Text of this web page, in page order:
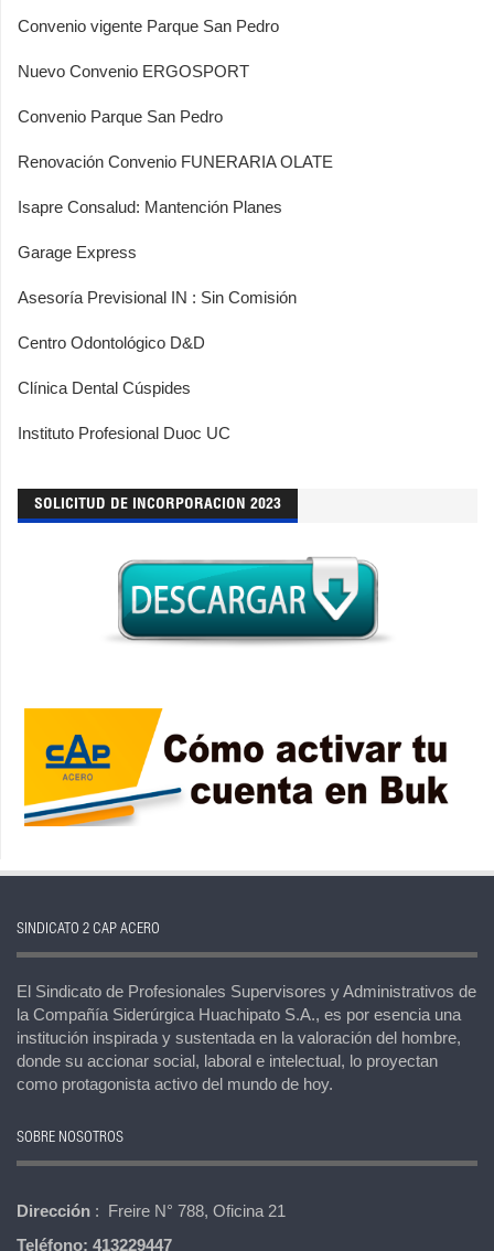
Convenio vigente Parque San Pedro
Nuevo Convenio ERGOSPORT
Convenio Parque San Pedro
Renovación Convenio FUNERARIA OLATE
Isapre Consalud: Mantención Planes
Garage Express
Asesoría Previsional IN : Sin Comisión
Centro Odontológico D&D
Clínica Dental Cúspides
Instituto Profesional Duoc UC
SOLICITUD DE INCORPORACION 2023
SINDICATO 2 CAP ACERO
El Sindicato de Profesionales Supervisores y Administrativos de
la Compañía Siderúrgica Huachipato S.A., es por esencia una
institución inspirada y sustentada en la valoración del hombre,
donde su accionar social, laboral e intelectual, lo proyectan
como protagonista activo del mundo de hoy.
SOBRE NOSOTROS
Dirección : Freire N° 788, Oficina 21
Teléfono: 413229447